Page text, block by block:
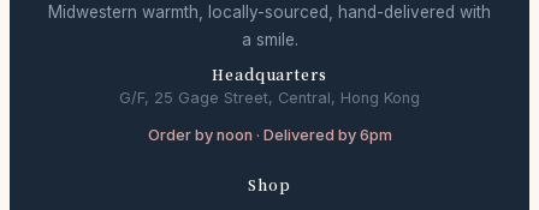
Midwestern warmth, locally-sourced, hand-delivered with
a smile.
Headquarters
G/F, 25 Gage Street, Central, Hong Kong
Order by noon · Delivered by 6pm
Shop